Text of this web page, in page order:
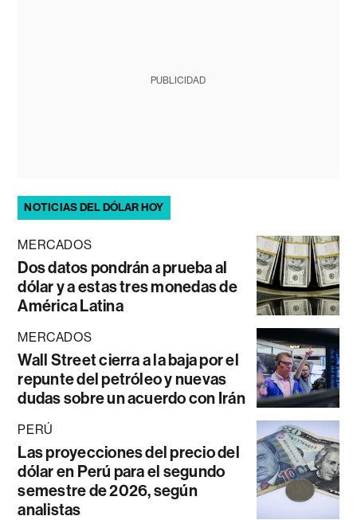
PUBLICIDAD
NOTICIAS DEL DÓLAR HOY
MERCADOS
Dos datos pondrán a prueba al
dólar y a estas tres monedas de
América Latina
MERCADOS
Wall Street cierra a la baja por el
repunte del petróleo y nuevas
dudas sobre un acuerdo con Irán
PERÚ
Las proyecciones del precio del
dólar en Perú para el segundo
semestre de 2026, según
analistas